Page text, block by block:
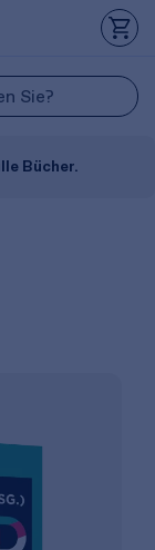
Bücher.